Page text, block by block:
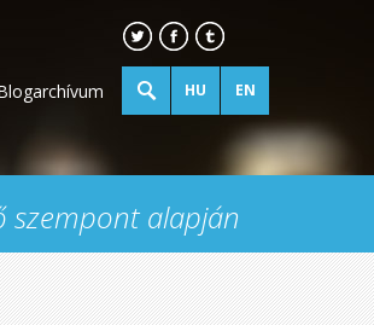
EN
HU
szempont alapján